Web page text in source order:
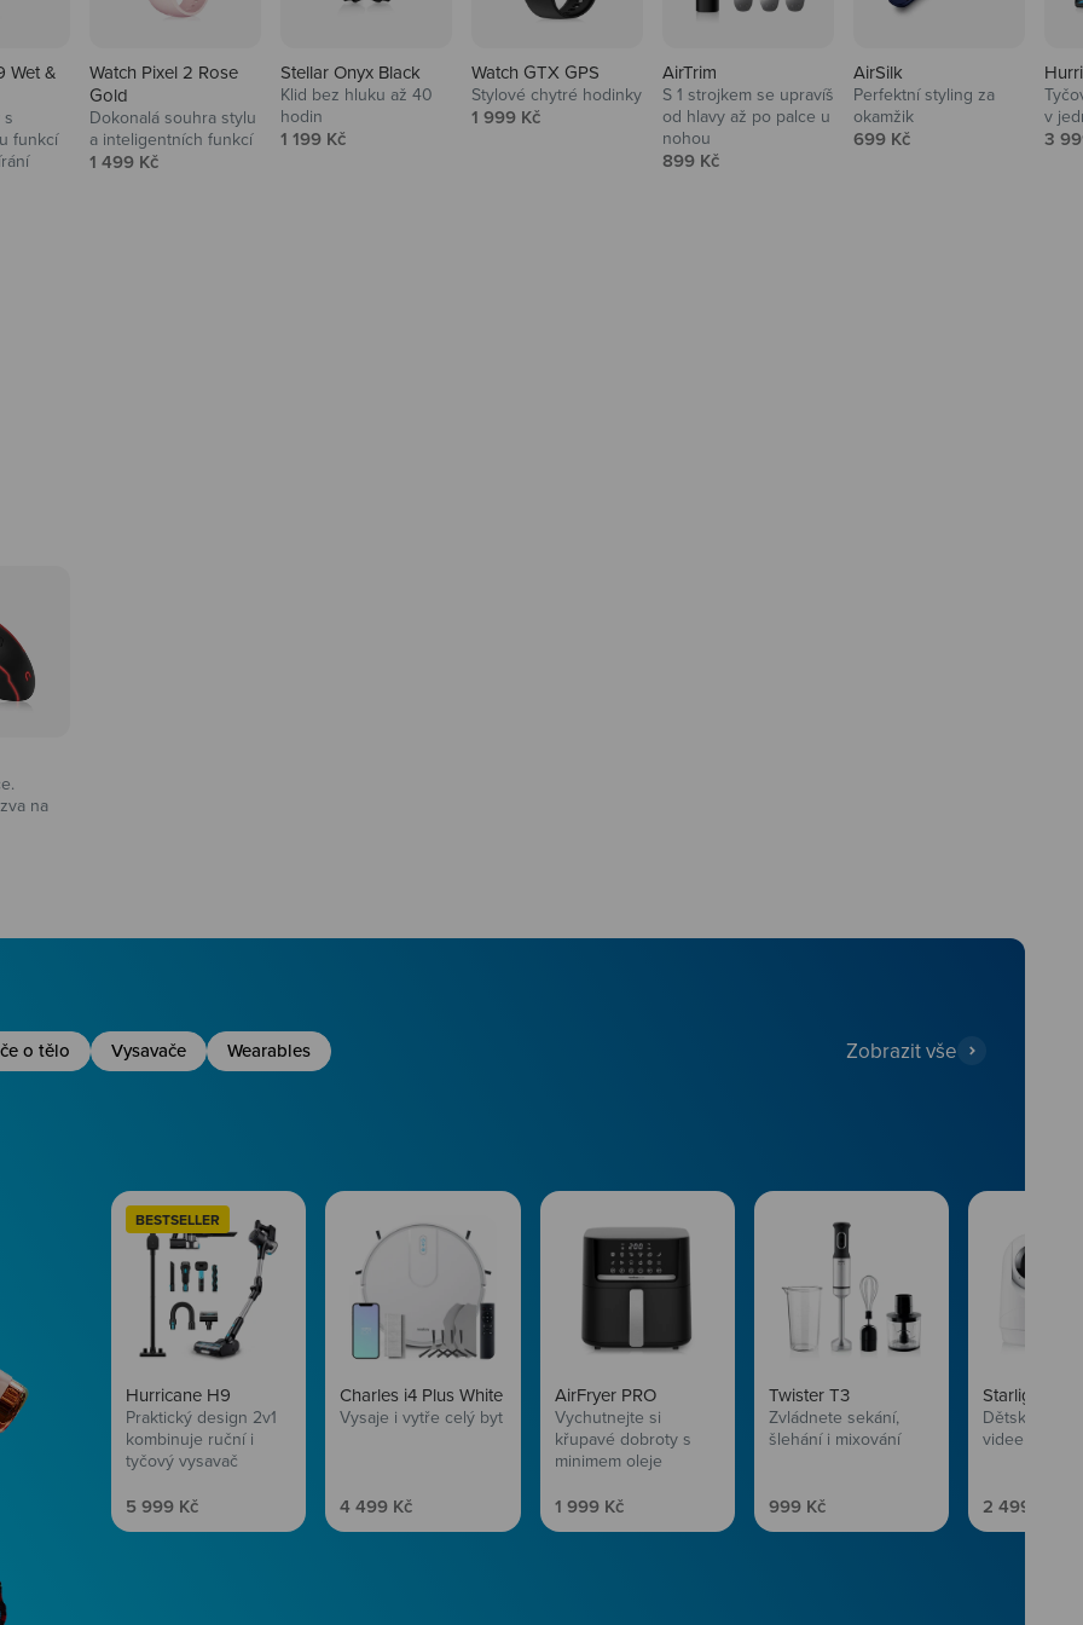
Wet &
s
funkcí
Watch Pixel 2 Rose
Gold
Dokonalá souhra stylu
a inteligentních funkcí
Prodejní cena
1 499 Kč
Stellar Onyx Black
Klid bez hluku až 40
hodin
Prodejní cena
1 199 Kč
Watch GTX GPS
Stylové chytré hodinky
Prodejní cena
1 999 Kč
AirTrim
S 1 strojkem se upravíš
od hlavy až po palce u
nohou
Prodejní cena
899 Kč
AirSilk
Perfektní styling za
okamžik
Prodejní cena
699 Kč
v
3
na
o tělo Vysavače Wearables Zobrazit vše
BESTSELLER
Hurricane H9
Praktický design 2v1
kombinuje ruční i
tyčový vysavač
Prodejní cena
5 999 Kč
Charles i4 Plus White
Vysaje i vytře celý byt
Prodejní cena
4 499 Kč
AirFryer PRO
Vychutnejte si
křupavé dobroty s
minimem oleje
Prodejní cena
1 999 Kč
Twister T3
Zvládnete sekání,
šlehání i mixování
Prodejní cena
999 Kč
Starlight SL5
Dětská
videem
Prodejní
2 499 Kč
Péče o vlasy